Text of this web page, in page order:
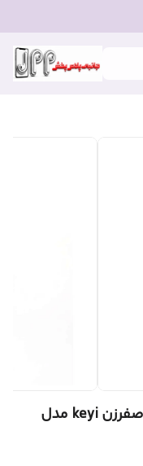
ماشین اصلاح سروصورت، خطزن و صفرزن keyi مدل